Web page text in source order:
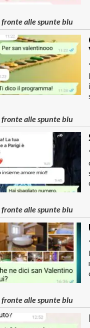
alle spunte blu
alle spunte blu
alle spunte blu
alle spunte blu